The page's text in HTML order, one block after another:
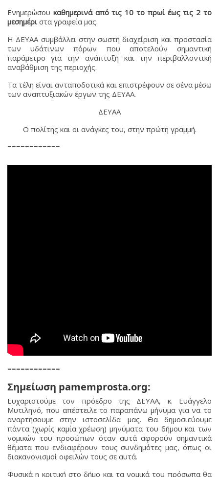
Ενημερώσου καθημερινά από τις 10 το πρωί έως τις 2 το
μεσημέρι στα γραφεία μας.
Η ΔΕΥΑΑ συμβάλλει στην σωστή διαχείριση και προστασία
των υδάτινων πόρων που αποτελούν σημαντική
παράμετρο για την ανάπτυξη και την περιβαλλοντική
αναβάθμιση της περιοχής.
Τα τέλη είναι ανταποδοτικά και επιστρέφουν σε σένα μέσω
των αναπτυξιακών έργων της ΔΕΥΑΑ.
ΔΕΥΑΑ
Ο πολίτης και οι ανάγκες του, στην πρώτη γραμμή.
============
============
Σημείωση pamemprosta.org:
Ευχαριστούμε τον πρόεδρο της ΔΕΥΑΑ, κ. Ευάγγελο
Μυτιληνό, που απέστειλε το παραπάνω μήνυμα για να το
αναρτήσουμε στην ιστοσελίδα μας. Θα δημοσιεύουμε
πάντα (χωρίς καμία χρέωση) μηνύματα του δήμου και των
νομικών του προσώπων όταν αυτά αφορούν σημαντικά
θέματα που ενδιαφέρουν τους συνδημότες μας, όπως οι
διακανονισμοί οφειλών τους σε αυτά.
Φυσικά η κριτική στο δήμο και τα νομικά του πρόσωπα θα